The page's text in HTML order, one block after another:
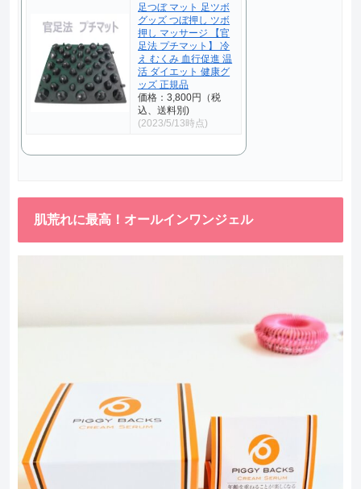
足つぼ マット 足ツボ
グッズ つぼ押し ツボ
押し マッサージ 【官
足法 プチマット】 冷
え むくみ 血行促進 温
活 ダイエット 健康グ
ッズ 正規品
価格：3,800円（税
込、送料別)
(2023/5/13時点)
肌荒れに最高！オールインワンジェル